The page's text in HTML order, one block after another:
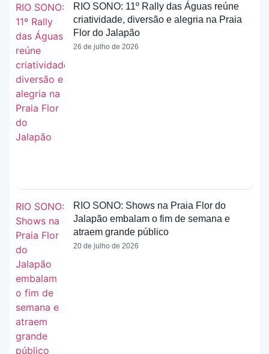
RIO SONO: 11º Rally das Águas reúne
criatividade, diversão e alegria na Praia
Flor do Jalapão
26 de julho de 2026
RIO SONO: Shows na Praia Flor do
Jalapão embalam o fim de semana e
atraem grande público
20 de julho de 2026